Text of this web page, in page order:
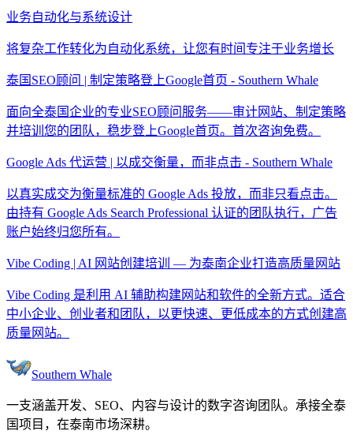
业务自动化与系统设计
将复杂工作转化为自动化系统，让您有时间专注于业务增长
泰国SEO顾问 | 制定策略登上Google首页 - Southern Whale
面向全泰国企业的专业SEO顾问服务——审计网站、制定策略
并培训您的团队，稳步登上Google首页。首次咨询免费。
Google Ads 代运营 | 以成交衡量，而非点击 - Southern Whale
以真实成交为衡量标准的 Google Ads 投放，而非只看点击。
由持有 Google Ads Search Professional 认证的团队执行，广告
账户始终归您所有。
Vibe Coding | AI 网站创建培训 — 为泰南企业打造高质量网站
Vibe Coding 是利用 AI 辅助构建网站和软件的全新方式。适合
中小企业、创业者和团队，以更快速、更低成本的方式创建高
质量网站。
Southern Whale
一支涵盖开发、SEO、内容与设计的数字咨询团队。承接全泰
国项目，在泰南市场深耕。